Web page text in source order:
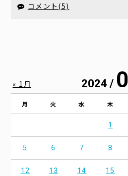
コメント(5)
2024 /
月 火 水 木
1
5 6 7 8
12 13 14 15
« 1月